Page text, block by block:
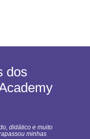
dos
didático e muito
minhas